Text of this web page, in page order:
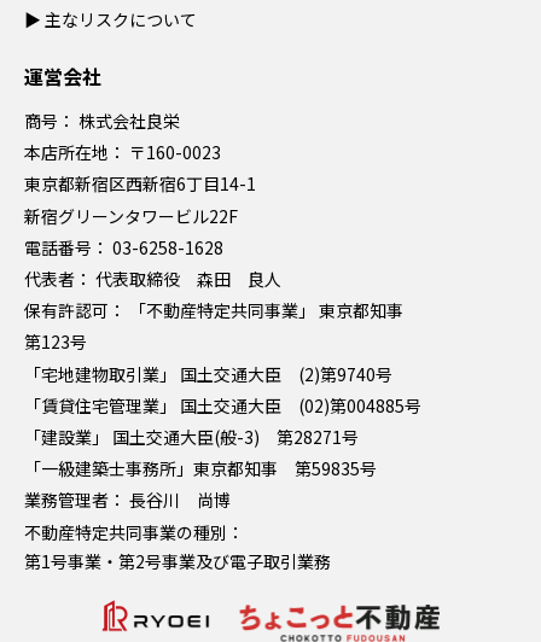
▶ 主なリスクについて
運営会社
商号： 株式会社良栄
本店所在地： 〒160-0023
東京都新宿区西新宿6丁目14-1
新宿グリーンタワービル22F
電話番号： 03-6258-1628
代表者： 代表取締役 森田 良人
保有許認可：
「不動産特定共同事業」 東京都知事
第123号
「宅地建物取引業」 国土交通大臣 (2)第9740号
「賃貸住宅管理業」 国土交通大臣 (02)第004885号
「建設業」 国土交通大臣(般-3) 第28271号
「一級建築士事務所」東京都知事 第59835号
業務管理者： 長谷川 尚博
不動産特定共同事業の種別：
第1号事業・第2号事業及び電子取引業務